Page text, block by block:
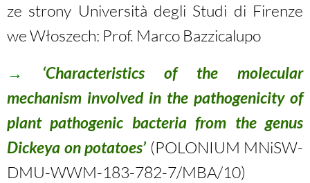
ze strony Università degli Studi di Firenze
we Włoszech: Prof. Marco Bazzicalupo
→
‘Characteristics of the molecular
mechanism involved in the pathogenicity of
plant pathogenic bacteria from the genus
Dickeya on potatoes’ (POLONIUM MNiSW-
DMU-WWM-183-782-7/MBA/10)